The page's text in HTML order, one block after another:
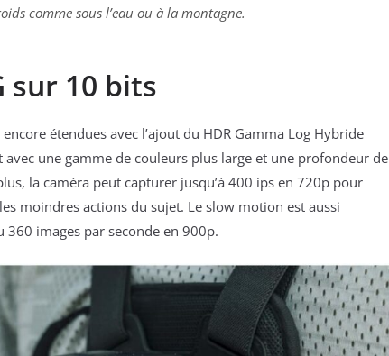
comme sous l’eau ou à la montagne.
sur 10 bits
étendues avec l’ajout du HDR Gamma Log Hybride
une gamme de couleurs plus large et une profondeur de
la caméra peut capturer jusqu’à 400 ips en 720p pour
moindres actions du sujet. Le slow motion est aussi
images par seconde en 900p.